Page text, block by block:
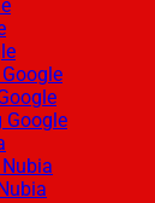
Google